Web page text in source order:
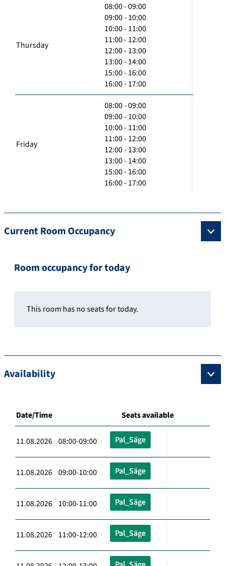
Thursday
08:00 - 09:00
09:00 - 10:00
10:00 - 11:00
11:00 - 12:00
12:00 - 13:00
13:00 - 14:00
15:00 - 16:00
16:00 - 17:00
Friday
08:00 - 09:00
09:00 - 10:00
10:00 - 11:00
11:00 - 12:00
12:00 - 13:00
13:00 - 14:00
15:00 - 16:00
16:00 - 17:00
Current Room Occupancy
Room occupancy for today
This room has no seats for today.
Availability
Date/Time Seats available
11.08.2026 08:00-09:00 Pal_Säge
11.08.2026 09:00-10:00 Pal_Säge
11.08.2026 10:00-11:00 Pal_Säge
11.08.2026 11:00-12:00 Pal_Säge